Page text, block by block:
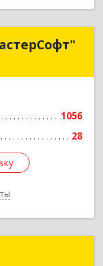
1056
28
Подробнее